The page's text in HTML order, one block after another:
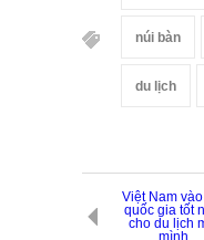
núi bàn
du lịch
Việt Nam
quốc gia tốt
cho du lịch
mình